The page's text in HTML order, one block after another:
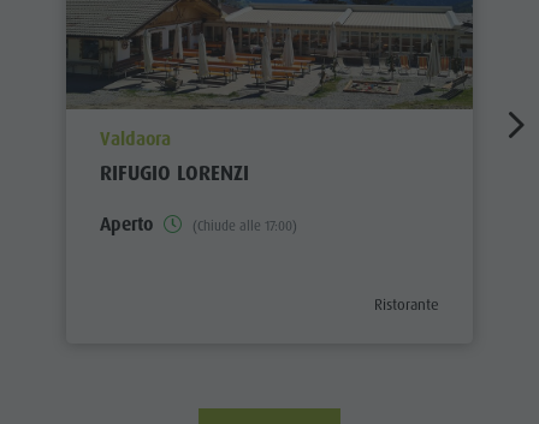
aria.poi_location_prefix
Valdaora
RIFUGIO LORENZI
Aperto (Chiude alle 17:00)
aria.poi_category_prefix
Ristorante